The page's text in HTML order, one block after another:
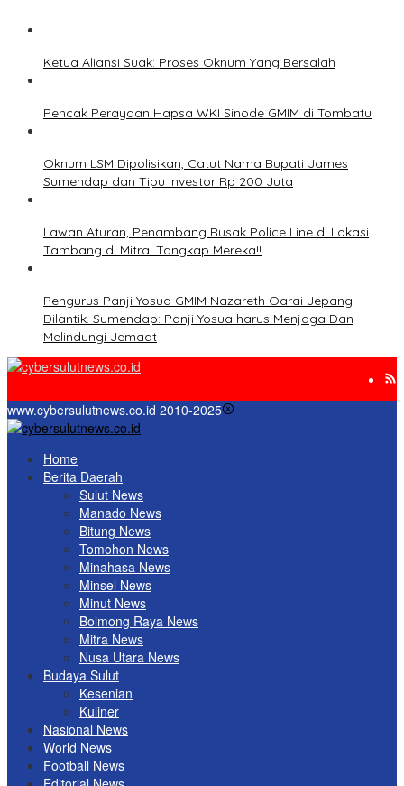
Ketua Aliansi Suak: Proses Oknum Yang Bersalah
Pencak Perayaan Hapsa WKI Sinode GMIM di Tombatu
Oknum LSM Dipolisikan, Catut Nama Bupati James
Sumendap dan Tipu Investor Rp 200 Juta
Lawan Aturan, Penambang Rusak Police Line di Lokasi
Tambang di Mitra: Tangkap Mereka!!
Pengurus Panji Yosua GMIM Nazareth Oarai Jepang
Dilantik. Sumendap: Panji Yosua harus Menjaga Dan
Melindungi Jemaat
www.cybersulutnews.co.id 2010-2025
Home
Berita Daerah
Sulut News
Manado News
Bitung News
Tomohon News
Minahasa News
Minsel News
Minut News
Bolmong Raya News
Mitra News
Nusa Utara News
Budaya Sulut
Kesenian
Kuliner
Nasional News
World News
Football News